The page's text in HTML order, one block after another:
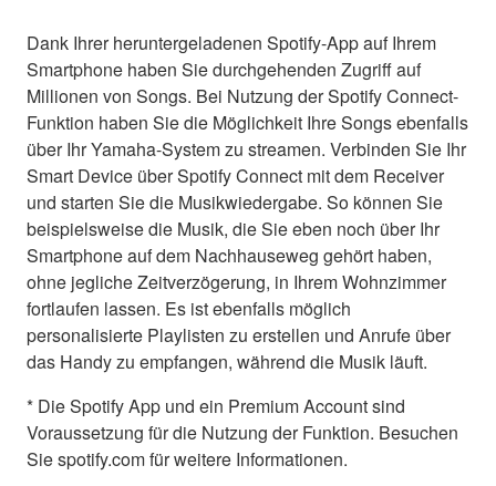
Dank Ihrer heruntergeladenen Spotify-App auf Ihrem
Smartphone haben Sie durchgehenden Zugriff auf
Millionen von Songs. Bei Nutzung der Spotify Connect-
Funktion haben Sie die Möglichkeit Ihre Songs ebenfalls
über Ihr Yamaha-System zu streamen. Verbinden Sie Ihr
Smart Device über Spotify Connect mit dem Receiver
und starten Sie die Musikwiedergabe. So können Sie
beispielsweise die Musik, die Sie eben noch über Ihr
Smartphone auf dem Nachhauseweg gehört haben,
ohne jegliche Zeitverzögerung, in Ihrem Wohnzimmer
fortlaufen lassen. Es ist ebenfalls möglich
personalisierte Playlisten zu erstellen und Anrufe über
das Handy zu empfangen, während die Musik läuft.
* Die Spotify App und ein Premium Account sind
Voraussetzung für die Nutzung der Funktion. Besuchen
Sie spotify.com für weitere Informationen.